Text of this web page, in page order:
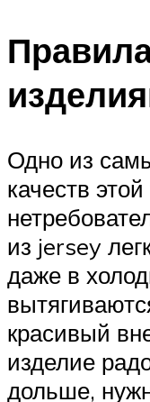
Одно из
качеств
из jersey
даже в
красивый
изделие
дольше,